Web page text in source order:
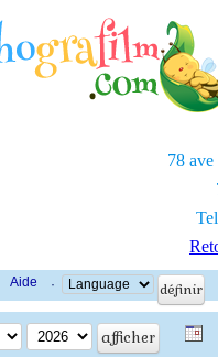
78 ave
Aide ·